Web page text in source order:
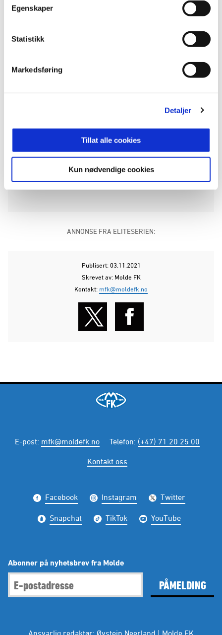
Egenskaper
Statistikk
Markedsføring
Detaljer
Tillat alle cookies
Kun nødvendige cookies
Sølvet er fortsatt vårt, Europaspill neste sesong er
«Vi gir det vi har, tar det vi får
Molde mot Rosenborg - Kjøp billett til
storkampen her!
ANNONSE FRA ELITESERIEN:
Publisert: 03.11.2021
Skrevet av: Molde FK
Kontakt: mfk@moldefk.no
E-post: mfk@moldefk.no Telefon: (+47) 71 20 25 00
Kontakt oss
Facebook Instagram Twitter
Snapchat TikTok YouTube
Abonner på nyhetsbrev fra Molde
PÅMELDING
Ansvarlig redaktør: Øystein Neerland | Molde FK